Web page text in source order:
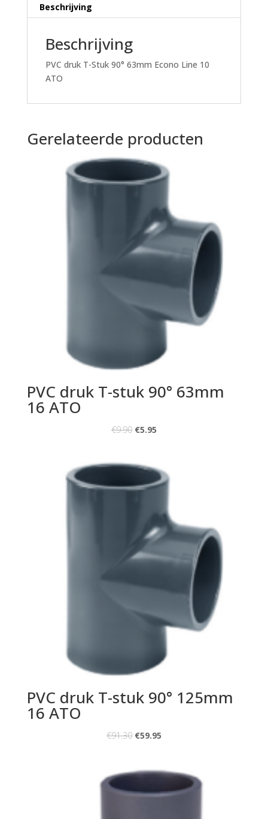
Beschrijving
Beschrijving
PVC druk T-Stuk 90° 63mm Econo Line 10
ATO
Gerelateerde producten
PVC druk T-stuk 90° 63mm
16 ATO
€9.90 €5.95
PVC druk T-stuk 90° 125mm
16 ATO
€91.30 €59.95